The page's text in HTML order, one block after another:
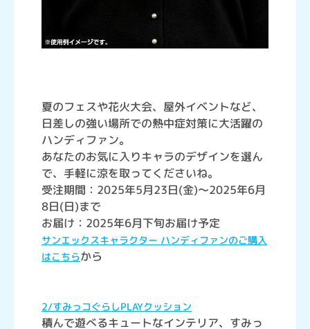
夏のフェスや花火大会、屋外イベントなど、
日差しの強い場所での熱中症対策に大活躍の
ハンディファン。
あなたのお気に入りキャラのデザインを選ん
で、手軽に涼を取ってくださいね。
受注期間：2025年5月23日(金)～2025年6月
8日(日)まで
お届け：2025年6月下旬お届け予定
サンエックスキャラクター ハンディファンのご購入
はこちらから
2/すみっコぐらしPLAYクッション
積んで遊べるキュートなインテリア、すみっ